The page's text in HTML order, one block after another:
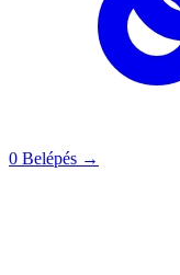
0 Belépés →